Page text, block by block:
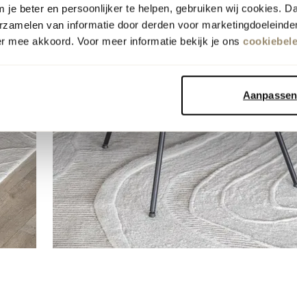
je beter en persoonlijker te helpen, gebruiken wij cookies.
van informatie door derden voor
mee akkoord. Voor meer informatie bekijk je ons
Aanpassen